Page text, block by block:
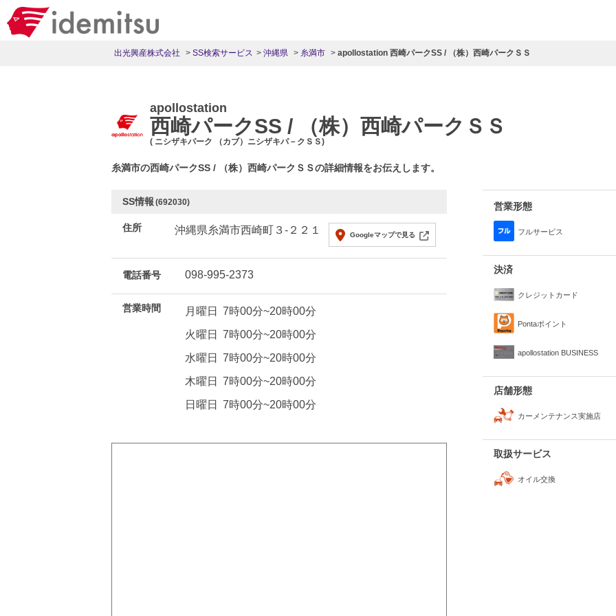
出光興産株式会社 SS検索サービス 沖縄県 糸満市 apollostation 西崎パークSS / （株）西崎パークＳＳ
apollostation
西崎パークSS / （株）西崎パークＳＳ
( ニシザキパーク （カブ）ニシザキパ－クＳＳ)
糸満市の西崎パークSS / （株）西崎パークＳＳの詳細情報をお伝えします。
SS情報 (692030)
住所 沖縄県糸満市西崎町３-２２１ Googleマップで見る
電話番号 098-995-2373
営業時間 月曜日
7時00分~20時00分
火曜日
7時00分~20時00分
水曜日
7時00分~20時00分
木曜日
7時00分~20時00分
日曜日
7時00分~20時00分
営業形態
フルサービス
決済
クレジットカード
Pontaポイント
apollostation BUSINESS
店舗形態
カーメンテナンス実施店
取扱サービス
オイル交換